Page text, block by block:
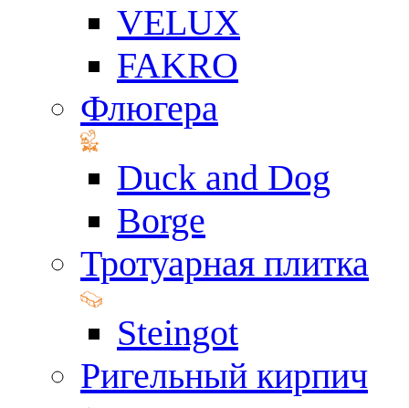
VELUX
FAKRO
Флюгера
Duck and Dog
Borge
Тротуарная плитка
Steingot
Ригельный кирпич